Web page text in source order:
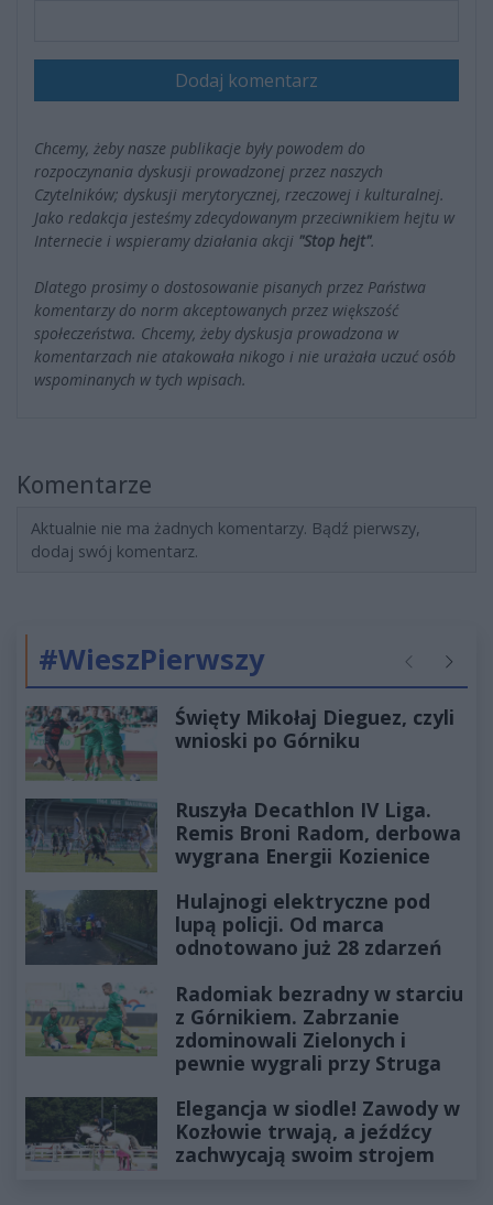
Dodaj komentarz
Chcemy, żeby nasze publikacje były powodem do
rozpoczynania dyskusji prowadzonej przez naszych
Czytelników; dyskusji merytorycznej, rzeczowej i kulturalnej.
Jako redakcja jesteśmy zdecydowanym przeciwnikiem hejtu w
Internecie i wspieramy działania akcji "Stop hejt".
Dlatego prosimy o dostosowanie pisanych przez Państwa
komentarzy do norm akceptowanych przez większość
społeczeństwa. Chcemy, żeby dyskusja prowadzona w
komentarzach nie atakowała nikogo i nie urażała uczuć osób
wspominanych w tych wpisach.
Komentarze
Aktualnie nie ma żadnych komentarzy. Bądź pierwszy,
dodaj swój komentarz.
#WieszPierwszy Poprzednie
Święty Mikołaj Dieguez, czyli
wnioski po Górniku
Ruszyła Decathlon IV Liga.
Remis Broni Radom, derbowa
wygrana Energii Kozienice
Hulajnogi elektryczne pod
lupą policji. Od marca
odnotowano już 28 zdarzeń
Radomiak bezradny w starciu
z Górnikiem. Zabrzanie
zdominowali Zielonych i
pewnie wygrali przy Struga
Elegancja w siodle! Zawody w
Kozłowie trwają, a jeźdźcy
zachwycają swoim strojem